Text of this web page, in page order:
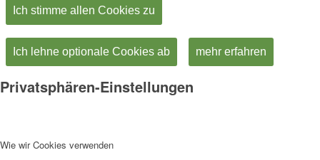
Ich stimme allen Cookies zu
Ich lehne optionale Cookies ab mehr erfahren
Privatsphären-Einstellungen
Wie wir Cookies verwenden